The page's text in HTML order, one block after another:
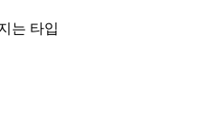
는 타입